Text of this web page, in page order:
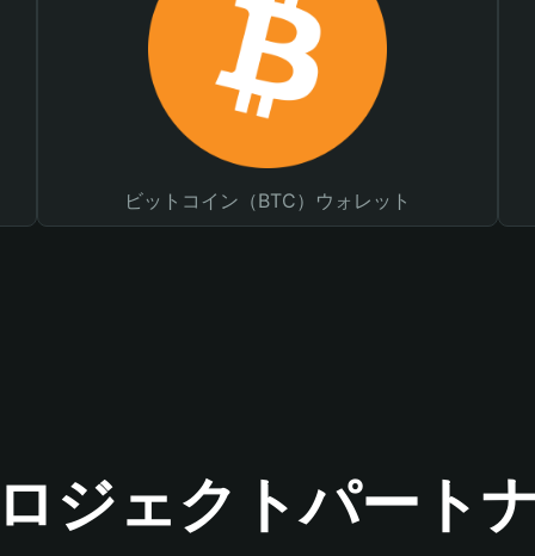
ビットコイン（BTC）ウォレット
ジェクトパート